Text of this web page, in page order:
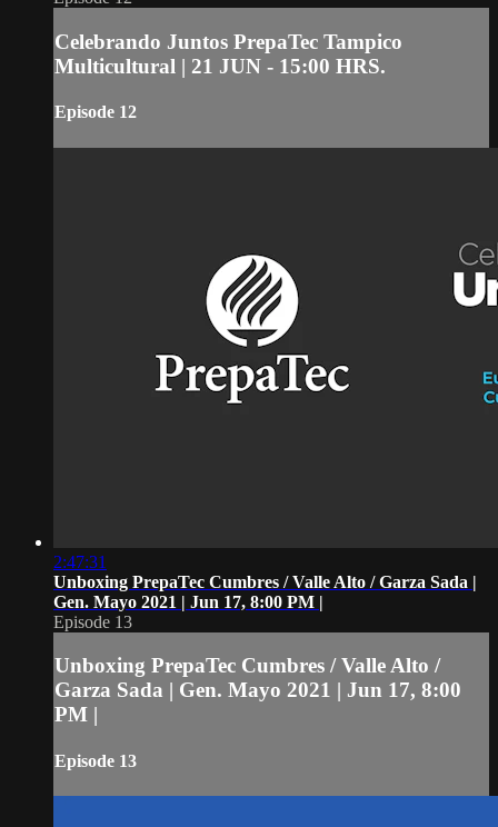
Celebrando Juntos PrepaTec Tampico
Multicultural | 21 JUN - 15:00 HRS.
Episode 12
2:47:31
Unboxing PrepaTec Cumbres / Valle Alto / Garza Sada |
Gen. Mayo 2021 | Jun 17, 8:00 PM |
Episode 13
Unboxing PrepaTec Cumbres / Valle Alto /
Garza Sada | Gen. Mayo 2021 | Jun 17, 8:00
PM |
Episode 13